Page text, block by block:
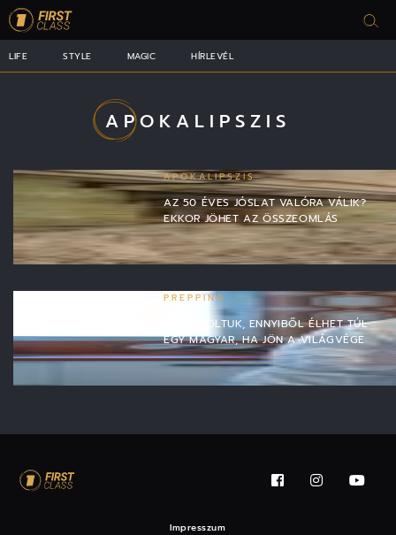
LIFE STYLE MAGIC HÍRLEVÉL
APOKALIPSZIS
APOKALIPSZIS
AZ 50 ÉVES JÓSLAT VALÓRA VÁLIK?
EKKOR JÖHET AZ ÖSSZEOMLÁS
PREPPING
KISZÁMOLTUK, ENNYIBŐL ÉLHET TÚL
EGY MAGYAR, HA JÖN A VILÁGVÉGE
Impresszum